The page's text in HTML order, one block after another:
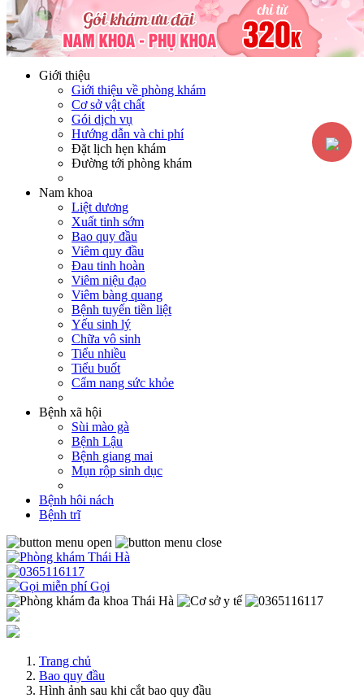
Hotline:0365116117Miễn phí tư vấn
Giới thiệu
Giới thiệu về phòng khám
Cơ sở vật chất
Gói dịch vụ
Hướng dẫn và chi phí
Đặt lịch hẹn khám
Đường tới phòng khám
Nam khoa
Liệt dương
Xuất tinh sớm
Bao quy đầu
Viêm quy đầu
Đau tinh hoàn
Viêm niệu đạo
Viêm bàng quang
Bệnh tuyến tiền liệt
Yếu sinh lý
Chữa vô sinh
Tiểu nhiều
Tiểu buốt
Cẩm nang sức khỏe
Bệnh xã hội
Sùi mào gà
Bệnh Lậu
Bệnh giang mai
Mụn rộp sinh dục
Bệnh hôi nách
Bệnh trĩ
Gọi
Trang chủ
Bao quy đầu
Hình ảnh sau khi cắt bao quy đầu